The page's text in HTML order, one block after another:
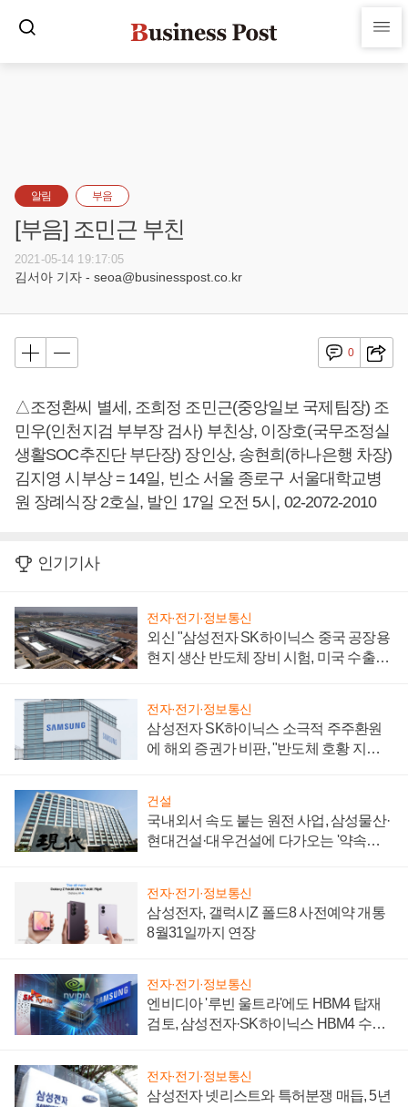
알림 부음
[부음] 조민근 부친
2021-05-14 19:17:05
김서아 기자 - seoa@businesspost.co.kr
0
△조정환씨 별세, 조희정 조민근(중앙일보 국제팀장) 조
민우(인천지검 부부장 검사) 부친상, 이장호(국무조정실
생활SOC추진단 부단장) 장인상, 송현희(하나은행 차장)
김지영 시부상 = 14일, 빈소 서울 종로구 서울대학교병
원 장례식장 2호실, 발인 17일 오전 5시, 02-2072-2010
인기기사
전자·전기·정보통신
외신 "삼성전자 SK하이닉스 중국 공장용
현지 생산 반도체 장비 시험, 미국 수출통
전자·전기·정보통신
삼성전자 SK하이닉스 소극적 주주환원
에 해외 증권가 비판, "반도체 호황 지속
건설
국내외서 속도 붙는 원전 사업, 삼성물산·
현대건설·대우건설에 다가오는 '약속의
전자·전기·정보통신
삼성전자, 갤럭시Z 폴드8 사전예약 개통
8월31일까지 연장
전자·전기·정보통신
엔비디아 '루빈 울트라'에도 HBM4 탑재
검토, 삼성전자·SK하이닉스 HBM4 수율
전자·전기·정보통신
삼성전자 넷리스트와 특허분쟁 매듭, 5년